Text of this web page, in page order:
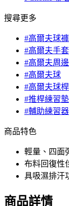
搜尋更多
#高爾夫球褲
#高爾夫手套
#高爾夫周邊
#高爾夫球
#高爾夫球桿
#推桿練習墊
#輔助練習器
商品特色
輕量、四面
布料回復性
具吸濕排汗
商品詳情